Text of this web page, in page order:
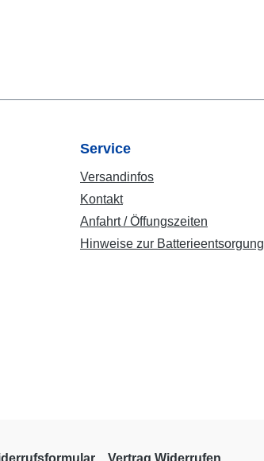
Service
Versandinfos
Kontakt
Anfahrt / Öffungszeiten
Hinweise zur Batterieentsorgung
Vertrag Widerrufen